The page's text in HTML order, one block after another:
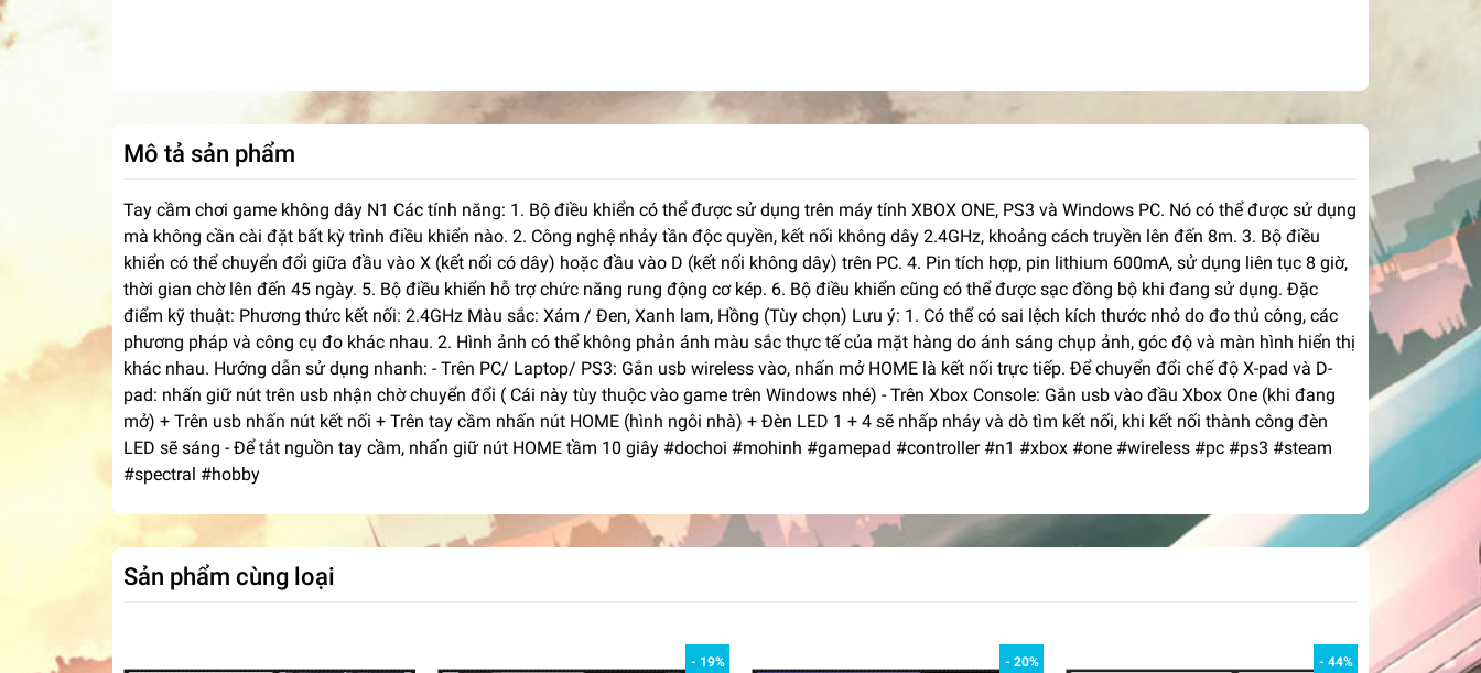
Mô tả sản phẩm
Tay cầm chơi game không dây N1 Các tính năng: 1. Bộ điều khiển có thể được sử dụng trên máy tính XBOX ONE, PS3 và Windows PC. Nó có thể được sử dụng
mà không cần cài đặt bất kỳ trình điều khiển nào. 2. Công nghệ nhảy tần độc quyền, kết nối không dây 2.4GHz, khoảng cách truyền lên đến 8m. 3. Bộ điều
khiển có thể chuyển đổi giữa đầu vào X (kết nối có dây) hoặc đầu vào D (kết nối không dây) trên PC. 4. Pin tích hợp, pin lithium 600mA, sử dụng liên tục 8 giờ,
thời gian chờ lên đến 45 ngày. 5. Bộ điều khiển hỗ trợ chức năng rung động cơ kép. 6. Bộ điều khiển cũng có thể được sạc đồng bộ khi đang sử dụng. Đặc
điểm kỹ thuật: Phương thức kết nối: 2.4GHz Màu sắc: Xám / Đen, Xanh lam, Hồng (Tùy chọn) Lưu ý: 1. Có thể có sai lệch kích thước nhỏ do đo thủ công, các
phương pháp và công cụ đo khác nhau. 2. Hình ảnh có thể không phản ánh màu sắc thực tế của mặt hàng do ánh sáng chụp ảnh, góc độ và màn hình hiển thị
khác nhau. Hướng dẫn sử dụng nhanh: - Trên PC/ Laptop/ PS3: Gắn usb wireless vào, nhấn mở HOME là kết nối trực tiếp. Để chuyển đổi chế độ X-pad và D-
pad: nhấn giữ nút trên usb nhận chờ chuyển đổi ( Cái này tùy thuộc vào game trên Windows nhé) - Trên Xbox Console: Gắn usb vào đầu Xbox One (khi đang
mở) + Trên usb nhấn nút kết nối + Trên tay cầm nhấn nút HOME (hình ngôi nhà) + Đèn LED 1 + 4 sẽ nhấp nháy và dò tìm kết nối, khi kết nối thành công đèn
LED sẽ sáng - Để tắt nguồn tay cầm, nhấn giữ nút HOME tầm 10 giây #dochoi #mohinh #gamepad #controller #n1 #xbox #one #wireless #pc #ps3 #steam
#spectral #hobby
Sản phẩm cùng loại
- 19% - 20% - 44%